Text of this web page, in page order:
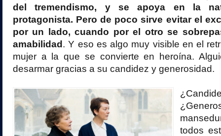
del tremendismo, y se apoya en la
protagonista. Pero de poco sirve evitar el
por un lado, cuando por el otro se
amabilidad. Y eso es algo muy visible en el
mujer a la que se convierte en heroína.
desarmar gracias a su candidez y generosidad.
todos